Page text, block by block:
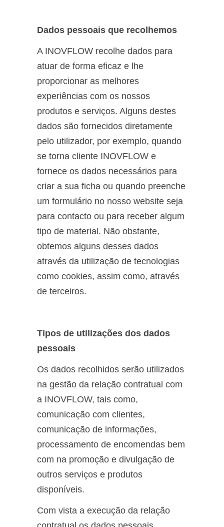
Dados pessoais que recolhemos
A INOVFLOW recolhe dados para
atuar de forma eficaz e lhe
proporcionar as melhores
experiências com os nossos
produtos e serviços. Alguns destes
dados são fornecidos diretamente
pelo utilizador, por exemplo, quando
se torna cliente INOVFLOW e
fornece os dados necessários para
criar a sua ficha ou quando preenche
um formulário no nosso website seja
para contacto ou para receber algum
tipo de material. Não obstante,
obtemos alguns desses dados
através da utilização de tecnologias
como cookies, assim como, através
de terceiros.
Tipos de utilizações dos dados
pessoais
Os dados recolhidos serão utilizados
na gestão da relação contratual com
a INOVFLOW, tais como,
comunicação com clientes,
comunicação de informações,
processamento de encomendas bem
com na promoção e divulgação de
outros serviços e produtos
disponíveis.
Com vista a execução da relação